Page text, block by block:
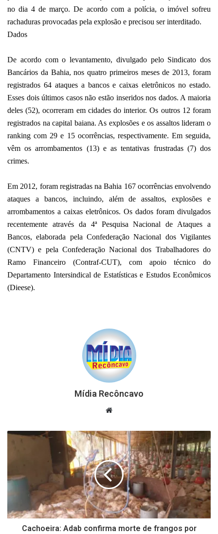
no dia 4 de março. De acordo com a polícia, o imóvel sofreu
rachaduras provocadas pela explosão e precisou ser interditado.
Dados
De acordo com o levantamento, divulgado pelo Sindicato dos
Bancários da Bahia, nos quatro primeiros meses de 2013, foram
registrados 64 ataques a bancos e caixas eletrônicos no estado.
Esses dois últimos casos não estão inseridos nos dados. A maioria
deles (52), ocorreram em cidades do interior. Os outros 12 foram
registrados na capital baiana. As explosões e os assaltos lideram o
ranking com 29 e 15 ocorrências, respectivamente. Em seguida,
vêm os arrombamentos (13) e as tentativas frustradas (7) dos
crimes.
Em 2012, foram registradas na Bahia 167 ocorrências envolvendo
ataques a bancos, incluindo, além de assaltos, explosões e
arrombamentos a caixas eletrônicos. Os dados foram divulgados
recentemente através da 4ª Pesquisa Nacional de Ataques a
Bancos, elaborada pela Confederação Nacional dos Vigilantes
(CNTV) e pela Confederação Nacional dos Trabalhadores do
Ramo Financeiro (Contraf-CUT), com apoio técnico do
Departamento Intersindical de Estatísticas e Estudos Econômicos
(Dieese).
Mídia Recôncavo
Website
Cachoeira: Adab confirma morte de frangos por